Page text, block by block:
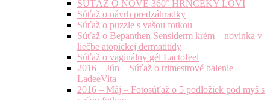
SÚŤAŽ O NOVÉ 360° HRNČEKY LOVI
Súťaž o návrh predzáhradky
Súťaž o puzzle s vašou fotkou
Súťaž o Bepanthen Sensiderm krém – novinka v
liečbe atopickej dermatitídy
Súťaž o vaginálny gél Lactofeel
2016 – Jún – Súťaž o trimestrové balenie
LadeeVita
2016 – Máj – Fotosúťaž o 5 podložiek pod myš s